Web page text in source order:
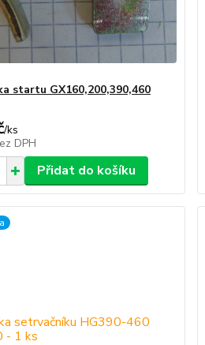
startu GX160,200,390,460
/ks
DPH
Přidat do košíku